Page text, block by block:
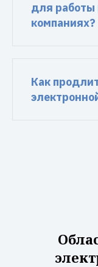
для работы
компаниях?
Как